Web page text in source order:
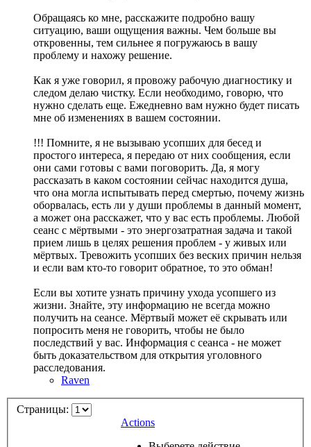
Обращаясь ко мне, расскажите подробно вашу
ситуацию, ваши ощущения важны. Чем больше вы
откровенны, тем сильнее я погружаюсь в вашу
проблему и нахожу решение.
Как я уже говорил, я провожу рабочую диагностику и
следом делаю чистку. Если необходимо, говорю, что
нужно сделать еще. Ежедневно вам нужно будет писать
мне об изменениях в вашем состоянии.
!!! Помните, я не вызываю усопших для бесед и
простого интереса, я передаю от них сообщения, если
они сами готовы с вами поговорить. Да, я могу
рассказать в каком состоянии сейчас находится душа,
что она могла испытывать перед смертью, почему жизнь
оборвалась, есть ли у души проблемы в данный момент,
а может она расскажет, что у вас есть проблемы. Любой
сеанс с мёртвыми - это энергозатратная задача и такой
прием лишь в целях решения проблем - у живых или
мёртвых. Тревожить усопших без веских причин нельзя
и если вам кто-то говорит обратное, то это обман!
Если вы хотите узнать причину ухода усопшего из
жизни. Знайте, эту информацию не всегда можно
получить на сеансе. Мёртвый может её скрывать или
попросить меня не говорить, чтобы не было
последствий у вас. Информация с сеанса - не может
быть доказательством для открытия уголовного
расследования.
Raven
Страницы:
Actions